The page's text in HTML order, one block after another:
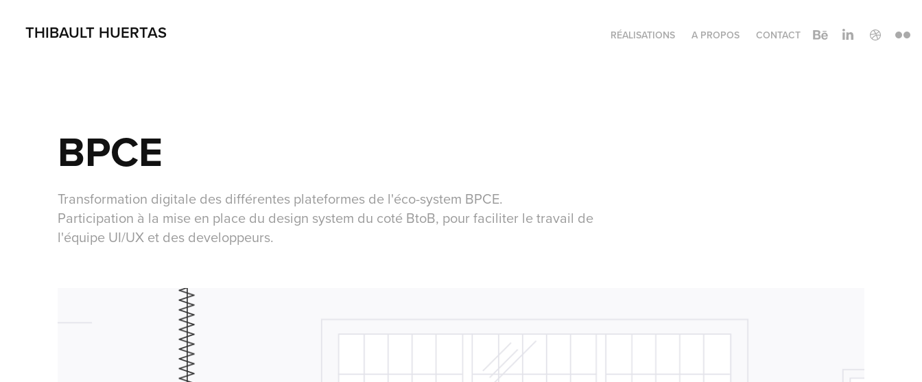
THIBAULT HUERTAS RÉALISATIONS A PROPOS CONTACT
BPCE
Transformation digitale des différentes plateformes de l'éco-system BPCE.
Participation à la mise en place du design system du coté BtoB, pour faciliter le travail de
l'équipe UI/UX et des developpeurs.